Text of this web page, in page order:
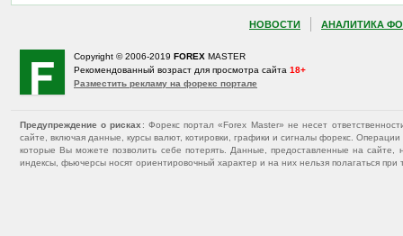
НОВОСТИ АНАЛИТИКА
Copyright © 2006-2019 FOREX MASTER
Рекомендованный возраст для просмотра сайта 18+
Разместить рекламу на форекс портале
Предупреждение о рисках : Форекс портал «Forex Master» не несет
сайте, включая данные, курсы валют, котировки, графики и сигналы форекс.
которые Вы можете позволить себе потерять. Данные, предоставленные на
индексы, фьючерсы носят ориентировочный характер и на них нельзя полагаться при